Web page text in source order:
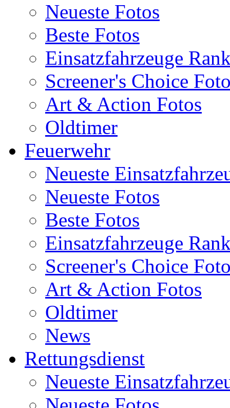
Neueste Fotos
Beste Fotos
Einsatzfahrzeuge
Screener's Choice
Art & Action Fotos
Oldtimer
Feuerwehr
Neueste
Neueste Fotos
Beste Fotos
Einsatzfahrzeuge
Screener's Choice
Art & Action Fotos
Oldtimer
News
Rettungsdienst
Neueste